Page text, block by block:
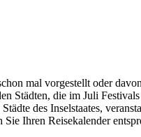
mal vorgestellt oder
Städten, die im Juli Festivals
des Inselstaates,
Ihren Reisekalender